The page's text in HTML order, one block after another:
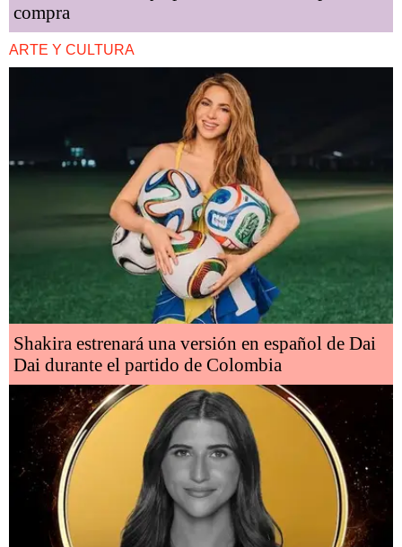
compra
ARTE Y CULTURA
Shakira estrenará una versión en español de Dai
Dai durante el partido de Colombia